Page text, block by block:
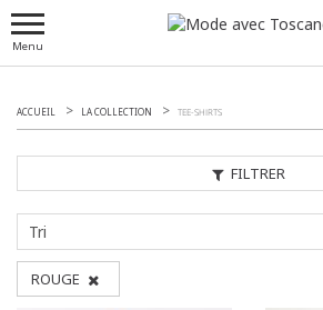
Menu
FILTRER
ACCUEIL LA COLLECTION TEE-SHIRTS
Tri
ROUGE